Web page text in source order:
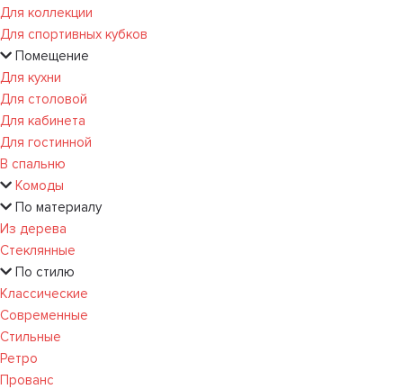
Для коллекции
Для спортивных кубков
Помещение
Для кухни
Для столовой
Для кабинета
Для гостинной
В спальню
Комоды
По материалу
Из дерева
Стеклянные
По стилю
Классические
Современные
Стильные
Ретро
Прованс